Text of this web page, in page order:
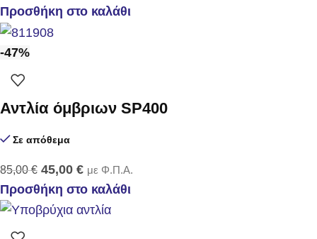
Προσθήκη στο καλάθι
-47%
Αντλία όμβριων SP400
Σε απόθεμα
85,00€ 45,00 € με Φ.Π.Α.
Προσθήκη στο καλάθι